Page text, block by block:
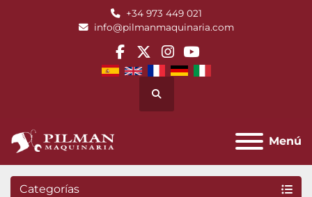
+34 973 449 021
info@pilmanmaquinaria.com
facebook
twitterinstagram
youtube
Buscar
Menú
Categorías